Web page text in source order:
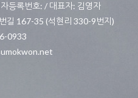
등록번호: / 대표자: 김영자
길 167-35 (석현리 330-9번지)
0933